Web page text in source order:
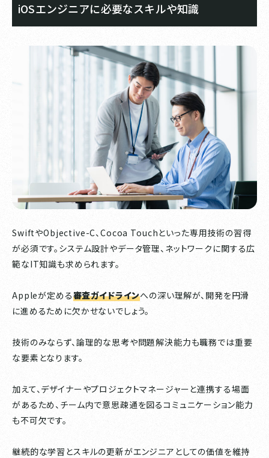
iOSエンジニアに必要なスキルや知識
SwiftやObjective-C、Cocoa Touchといった専用技術の習得
が必須です。システム設計やデータ管理、ネットワークに関する広
範なIT知識も求められます。
Appleが定める審査ガイドラインへの深い理解が、開発を円滑
に進めるために欠かせないでしょう。
技術のみならず、論理的な思考や問題解決能力も職務では重要
な要素となります。
加えて、デザイナーやプロジェクトマネージャーと連携する場面
があるため、チーム内で意思疎通を図るコミュニケーション能力
も不可欠です。
継続的な学習とスキルの更新がエンジニアとしての価値を維持